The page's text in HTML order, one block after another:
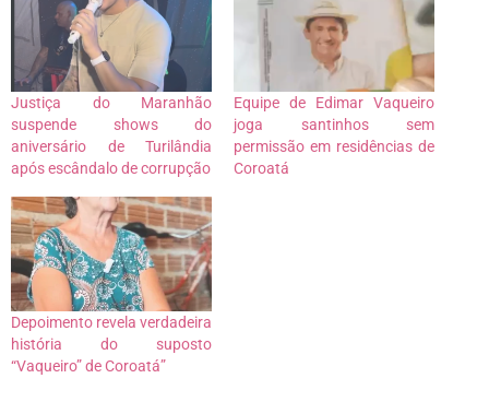
Justiça do Maranhão
suspende shows do
aniversário de Turilândia
após escândalo de corrupção
Equipe de Edimar Vaqueiro
joga santinhos sem
permissão em residências de
Coroatá
Depoimento revela verdadeira
história do suposto
“Vaqueiro” de Coroatá”